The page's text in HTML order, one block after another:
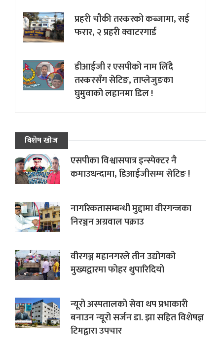
प्रहरी चौकी तस्करको कब्जामा, सई
फरार, २ प्रहरी क्वाटरगार्ड
डीआईजी र एसपीको नाम लिँदै
तस्करसँग सेटिङ, ताप्लेजुङका
घुमुवाको लहानमा डिल !
विशेष खोज
एसपीका विश्वासपात्र इन्स्पेक्टर नै
कमाउधन्दामा, डिआईजीसम्म सेटिङ !
नागरिकतासम्बन्धी मुद्दामा वीरगन्जका
निरञ्जन अग्रवाल पक्राउ
वीरगञ्ज महानगरले तीन उद्योगको
मुख्यद्वारमा फोहर थुपारिदियो
न्यूरो अस्पतालको सेवा थप प्रभाकारी
बनाउन न्यूरो सर्जन डा. झा सहित विशेषज्ञ
टिमद्वारा उपचार